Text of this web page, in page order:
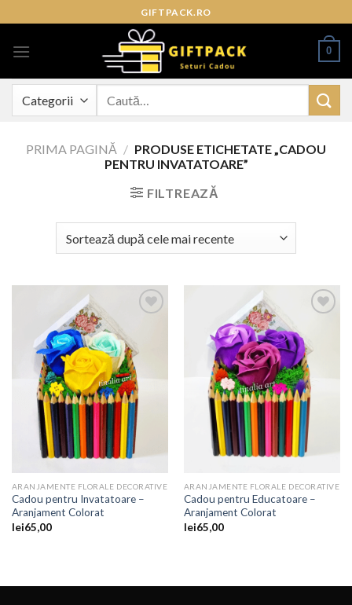
to
content
GIFTPACK.RO
0
PRIMA PAGINĂ / PRODUSE ETICHETATE „CADOU
PENTRU INVATATOARE”
FILTREAZĂ
Adaugare
favorite
ARANJAMENTE FLORALE DECORATIVE
Cadou pentru Invatatoare –
Aranjament Colorat
lei65,00
Adaugare
la
favorite
ARANJAMENTE FLORALE DECORATIVE
Cadou pentru Educatoare –
Aranjament Colorat
lei65,00